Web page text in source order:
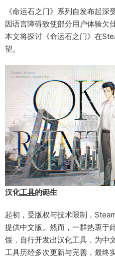
《命运石之门》系列自发布起
因语言障碍致使部分用户体验欠
本文将探讨《命运石之门》在
望。
汉化工具的诞生
起初，受版权与技术限制，
提供中文版。然而，一群热衷于
馁，自行开发出汉化工具，为中
工具历经多次更新与完善，最终